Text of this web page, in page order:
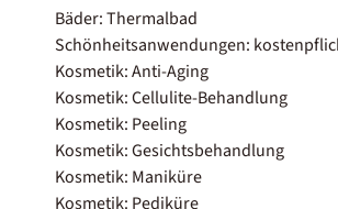
Bäder: Thermalbad
Schönheitsanwendungen:
Kosmetik: Anti-Aging
Kosmetik: Cellulite-Behandlung
Kosmetik: Peeling
Kosmetik: Gesichtsbehandlung
Kosmetik: Maniküre
Kosmetik: Pediküre